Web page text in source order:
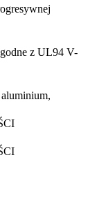
z UL94 V-